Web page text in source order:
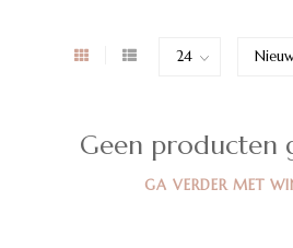
Geen producten
GA VERDER MET